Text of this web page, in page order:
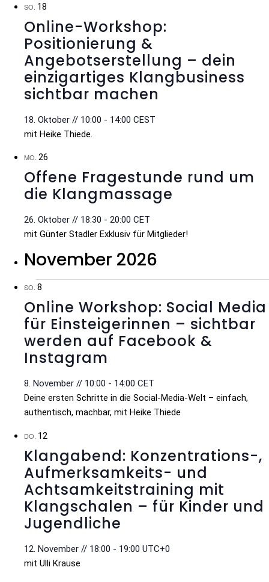
SO. 18
Online-Workshop:
Positionierung &
Angebotserstellung – dein
einzigartiges Klangbusiness
sichtbar machen
18. Oktober // 10:00 - 14:00 CEST
mit Heike Thiede.
MO. 26
Offene Fragestunde rund um
die Klangmassage
26. Oktober // 18:30 - 20:00 CET
mit Günter Stadler Exklusiv für Mitglieder!
November 2026
SO. 8
Online Workshop: Social Media
für Einsteigerinnen – sichtbar
werden auf Facebook &
Instagram
8. November // 10:00 - 14:00 CET
Deine ersten Schritte in die Social-Media-Welt – einfach,
authentisch, machbar, mit Heike Thiede
DO. 12
Klangabend: Konzentrations-,
Aufmerksamkeits- und
Achtsamkeitstraining mit
Klangschalen – für Kinder und
Jugendliche
12. November // 18:00 - 19:00 UTC+0
mit Ulli Krause